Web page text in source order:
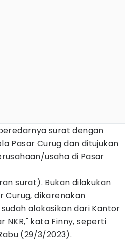
surat dengan
Pasar Curug dan ditujukan
usaha di Pasar
surat). Bukan dilakukan
Curug, dikarenakan
alokasikan dari Kantor
NKR," kata Finny, seperti
(29/3/2023).